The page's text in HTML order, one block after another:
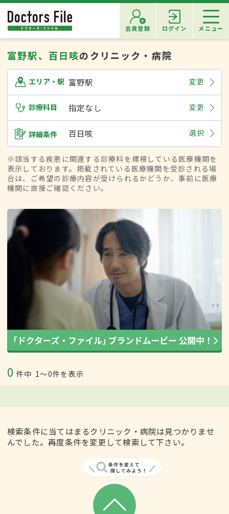
会員登録 ログイン メニュー
富野駅、百日咳のクリニック・病院
エリア・駅 富野駅 変更
診療科目 指定なし 変更
詳細条件 百日咳 選択
※該当する疾患に関連する診療科を標榜している医療機関を
表示しております。掲載されている医療機関を受診される場
合は、ご希望の診療内容が受けられるかどうか、事前に医療
機関に直接ご確認ください。
0 件中 1〜0件を表示
検索条件に当てはまるクリニック・病院は見つかりませ
んでした。再度条件を変更して検索して下さい。